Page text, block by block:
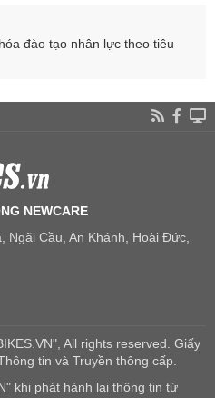
đào tạo nhân lực theo tiêu
NEWCARE
Ngãi Cầu, An Khánh, Hoài Đức,
All rights reserved. Giấy
tin và Truyền thông cấp.
khi phát hành lại thông tin từ